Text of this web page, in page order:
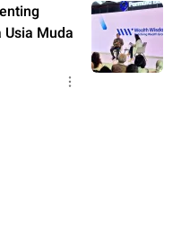
Muda